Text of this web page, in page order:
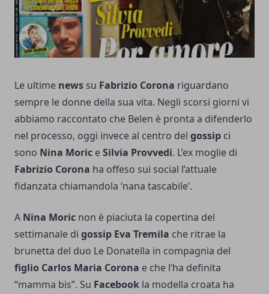
Le ultime news su Fabrizio Corona riguardano
sempre le donne della sua vita. Negli scorsi giorni vi
abbiamo raccontato che Belen è pronta a difenderlo
nel processo, oggi invece al centro del gossip ci
sono Nina Moric eSilvia Provvedi. L’ex moglie di
Fabrizio Corona ha offeso sui social l’attuale
fidanzata chiamandola ‘nana tascabile’.
A Nina Moric non è piaciuta la copertina del
settimanale di gossip Eva Tremila che ritrae la
brunetta del duo Le Donatella in compagnia del
figlio Carlos Maria Corona e che l’ha definita
“mamma bis”. Su Facebook la modella croata ha